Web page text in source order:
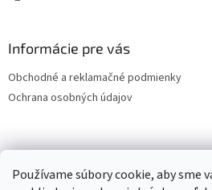
Používame súbory cookie, aby sme
Informácie pre vás
Obchodné a reklamačné podmienky
Ochrana osobných údajov